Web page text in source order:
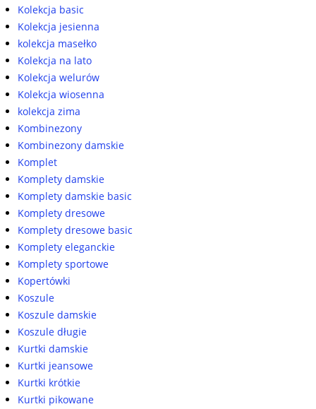
Kolekcja basic
Kolekcja jesienna
kolekcja masełko
Kolekcja na lato
Kolekcja welurów
Kolekcja wiosenna
kolekcja zima
Kombinezony
Kombinezony damskie
Komplet
Komplety damskie
Komplety damskie basic
Komplety dresowe
Komplety dresowe basic
Komplety eleganckie
Komplety sportowe
Kopertówki
Koszule
Koszule damskie
Koszule długie
Kurtki damskie
Kurtki jeansowe
Kurtki krótkie
Kurtki pikowane